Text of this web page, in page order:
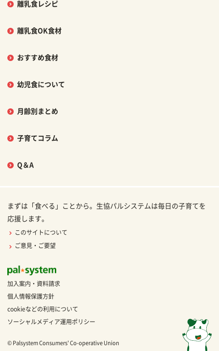
離乳食レシピ
離乳食OK食材
おすすめ食材
幼児食について
月齢別まとめ
子育てコラム
Q＆A
まずは「食べる」ことから。生協パルシステムは毎日の子育てを
応援します。
このサイトについて
ご意見・ご要望
加入案内・資料請求
個人情報保護方針
cookieなどの利用について
ソーシャルメディア運用ポリシー
© Palsystem Consumers' Co-operative Union